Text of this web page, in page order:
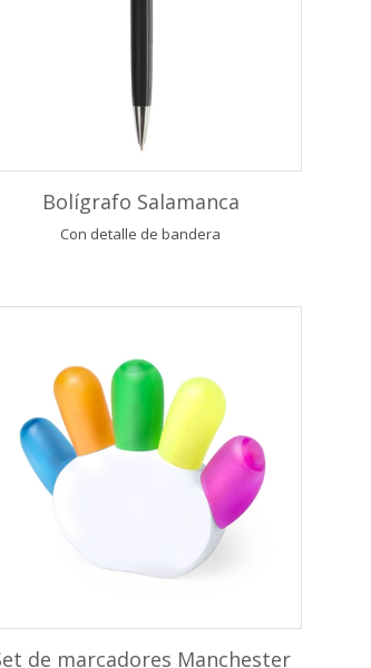
Bolígrafo Salamanca
Con detalle de bandera
de marcadores Manchester